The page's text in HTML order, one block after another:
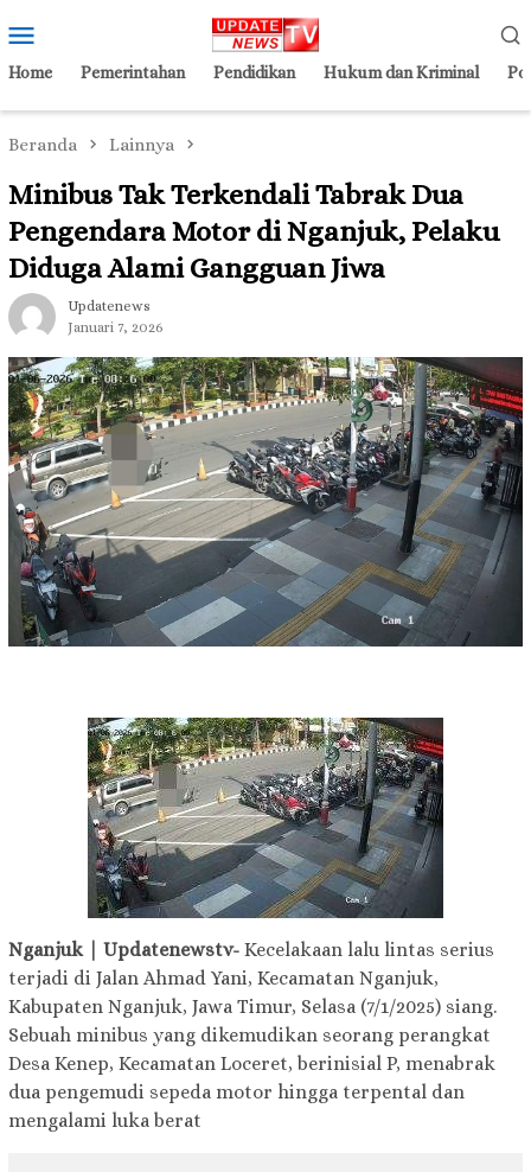
ke
kontenMobile
Home Pemerintahan Pendidikan Hukum dan Kriminal
Beranda Lainnya
Minibus Tak Terkendali Tabrak Dua
Pengendara Motor di Nganjuk, Pelaku
Diduga Alami Gangguan Jiwa
Updatenews
Januari 7, 2026
Nganjuk | Updatenewstv- Kecelakaan lalu lintas serius
terjadi di Jalan Ahmad Yani, Kecamatan Nganjuk,
Kabupaten Nganjuk, Jawa Timur, Selasa (7/1/2025) siang.
Sebuah minibus yang dikemudikan seorang perangkat
Desa Kenep, Kecamatan Loceret, berinisial P, menabrak
dua pengemudi sepeda motor hingga terpental dan
mengalami luka berat